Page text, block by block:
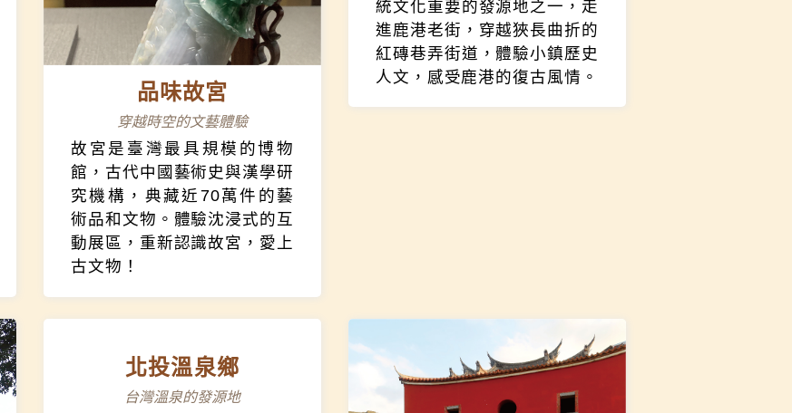
品味故宮
穿越時空的文藝體驗
故宮是臺灣最具規模的博物
館，古代中國藝術史與漢學研
究機構，典藏近70萬件的藝
術品和文物。體驗沈浸式的互
動展區，重新認識故宮，愛上
古文物！
漫步鹿港小鎮
北投溫泉鄉
台灣溫泉的發源地